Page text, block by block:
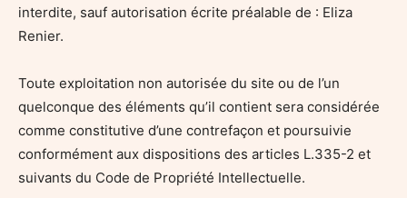
interdite, sauf autorisation écrite préalable de : Eliza
Renier.
Toute exploitation non autorisée du site ou de l’un
quelconque des éléments qu’il contient sera considérée
comme constitutive d’une contrefaçon et poursuivie
conformément aux dispositions des articles L.335-2 et
suivants du Code de Propriété Intellectuelle.